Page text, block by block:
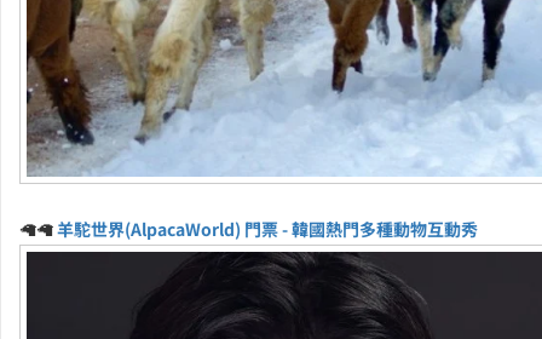
🦙🦙羊駝世界(AlpacaWorld) 門票 - 韓國熱門多種動物互動秀